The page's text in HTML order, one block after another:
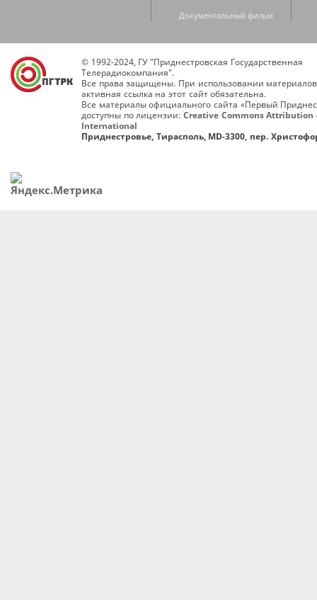
Документальный фильм
© 1992-2024, ГУ "Приднестровская Государственная
Телерадиокомпания".
Все права защищены. При использовании
активная ссылка на этот сайт обязательна.
Все материалы официального сайта «Первый
доступны по лицензии: Creative Commons Attribution
International
Приднестровье, Тирасполь, MD-3300, пер.